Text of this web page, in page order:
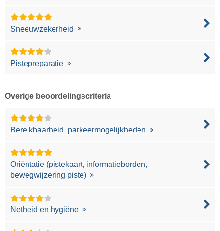
Sneeuwzekerheid
Pistepreparatie
Overige beoordelingscriteria
Bereikbaarheid, parkeermogelijkheden
Oriëntatie (pistekaart, informatieborden,
bewegwijzering piste)
Netheid en hygiëne